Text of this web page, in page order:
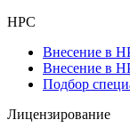
НРС
Внесение в
Внесение в
Подбор
Лицензирование